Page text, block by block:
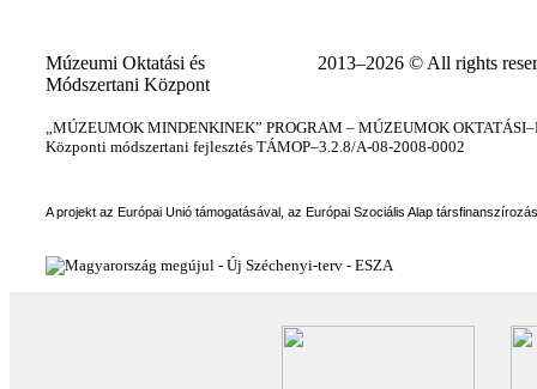
Múzeumi Oktatási és
Módszertani Központ
2013–2026 © All rights
„MÚZEUMOK MINDENKINEK” PROGRAM – MÚZEUMOK
Központi módszertani fejlesztés TÁMOP–3.2.8/A-08-2008-0002
A projekt az Európai Unió támogatásával, az Európai Szociális Alap